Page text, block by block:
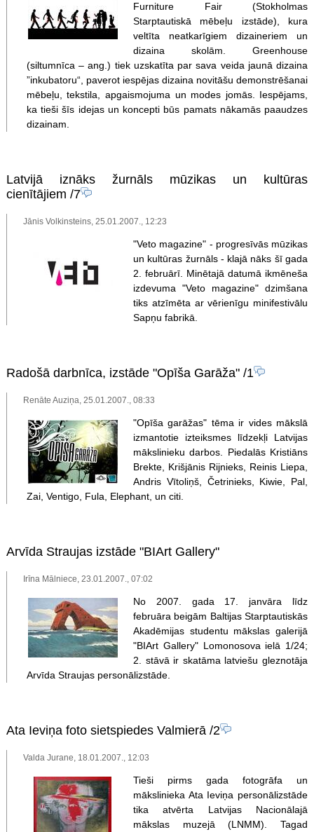
Furniture Fair (Stokholmas
Starptautiskā mēbeļu izstāde), kura
veltīta neatkarīgiem dizaineriem un
dizaina skolām. Greenhouse
(siltumnīca – ang.) tiek uzskatīta par sava veida jaunā dizaina
”inkubatoru“, paverot iespējas dizaina novitāšu demonstrēšanai
mēbeļu, tekstila, apgaismojuma un modes jomās. Iespējams,
ka tieši šīs idejas un koncepti būs pamats nākamās paaudzes
dizainam.
Latvijā iznāks žurnāls mūzikas un kultūras
cienītājiem /7
Jānis Volkinsteins, 25.01.2007., 12:23
"Veto magazine" - progresīvās mūzikas
un kultūras žurnāls - klajā nāks šī gada
2. februārī. Minētajā datumā ikmēneša
izdevuma "Veto magazine" dzimšana
tiks atzīmēta ar vērienīgu minifestivālu
Sapņu fabrikā.
Radošā darbnīca, izstāde "Opīša Garāža"/1
Renāte Auziņa, 25.01.2007., 08:33
"Opīša garāžas" tēma ir vides mākslā
izmantotie izteiksmes līdzekļi Latvijas
mākslinieku darbos. Piedalās Kristiāns
Brekte, Krišjānis Rijnieks, Reinis Liepa,
Andris Vītoliņš, Četrinieks, Kiwie, Pal,
Zai, Ventigo, Fula, Elephant, un citi.
Arvīda Straujas izstāde "BIArt Gallery"
Irīna Mālniece, 23.01.2007., 07:02
No 2007. gada 17. janvāra līdz
februāra beigām Baltijas Starptautiskās
Akadēmijas studentu mākslas galerijā
"BIArt Gallery" Lomonosova ielā 1/24;
2. stāvā ir skatāma latviešu gleznotāja
Arvīda Straujas personālizstāde.
Ata Ieviņa foto sietspiedes Valmierā/2
Valda Jurane, 18.01.2007., 12:03
Tieši pirms gada fotogrāfa un
mākslinieka Ata Ieviņa personālizstāde
tika atvērta Latvijas Nacionālajā
mākslas muzejā (LNMM). Tagad